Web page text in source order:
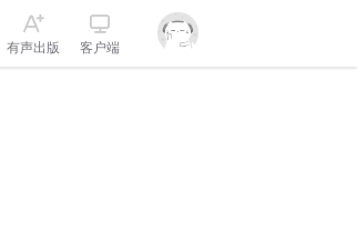
有声出版 客户端